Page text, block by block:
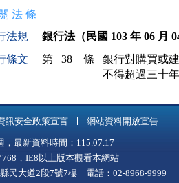
法 條
法規
銀行法（民國 103 年 06 月
條文
第 38 條
銀行對購買或
不得超過三十
訊安全政策宣言 網站資料開放宣告
，最新資料時間：115.07.17
，IE8以上版本觀看本網站
民大道2段7號7樓 電話：02-8968-9999